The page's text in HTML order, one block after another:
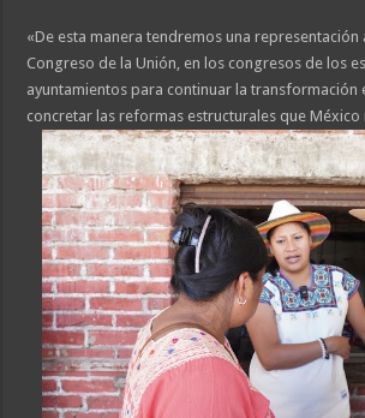
«De esta manera tendremos una representación
Congreso de la Unión, en los congresos de los
ayuntamientos para continuar la transformación
concretar las reformas estructurales que México